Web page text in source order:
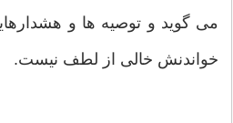
می گوید و توصیه ها و
خواندنش خالی از لطف نیست.